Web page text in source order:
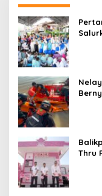
Thru